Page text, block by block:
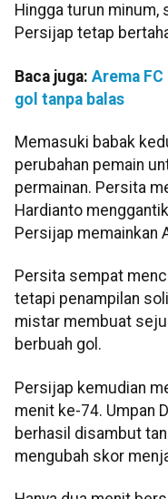
Hingga turun minum,
Persijap tetap
Baca juga: Arema
gol tanpa balas
Memasuki babak
perubahan pemain
permainan. Persita
Hardianto
Persijap memainkan
Persita sempat
tetapi penampilan
mistar membuat
berbuah gol.
Persijap kemudian
menit ke-74. Umpan
berhasil disambut
mengubah skor